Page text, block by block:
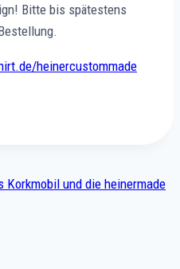
Bitte bis spätestens
heinercustommade
Korkmobil und die heinermade